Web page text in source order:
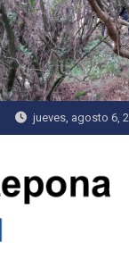
Saltar
al
contenido
jueves, agosto 6,